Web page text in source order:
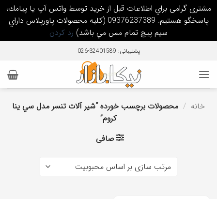
مشتری گرامی براي اطلاعات قبل از خريد توسط واتس آپ يا پيامك،
پاسخگو هستيم. 09376237389 (كليه محصولات پاورپلاس داراي
سيم پيچ تمام مس مي باشد) رد کردن
content
پشتیبانی: 32401589-026
خانه / محصولات برچسب خورده “شير آلات تنسر مدل سي ينا
كروم”
صافی